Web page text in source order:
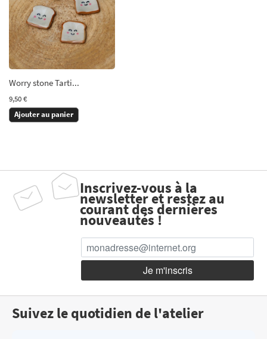
Worry stone Tarti...
9,50 €
Ajouter au panier
Inscrivez-vous à la
newsletter et restez au
courant des dernières
nouveautés !
Suivez le quotidien de l'atelier